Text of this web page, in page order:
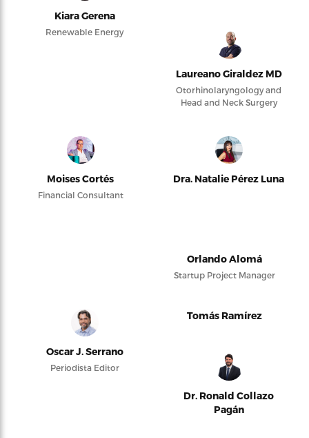
Kiara Gerena
Renewable Energy
Laureano Giraldez MD
Otorhinolaryngology and
Head and Neck Surgery
Moises Cortés
Financial Consultant
Dra. Natalie Pérez Luna
Orlando Alomá
Startup Project Manager
Oscar J. Serrano
Periodista Editor
Tomás Ramírez
Dr. Ronald Collazo
Pagán